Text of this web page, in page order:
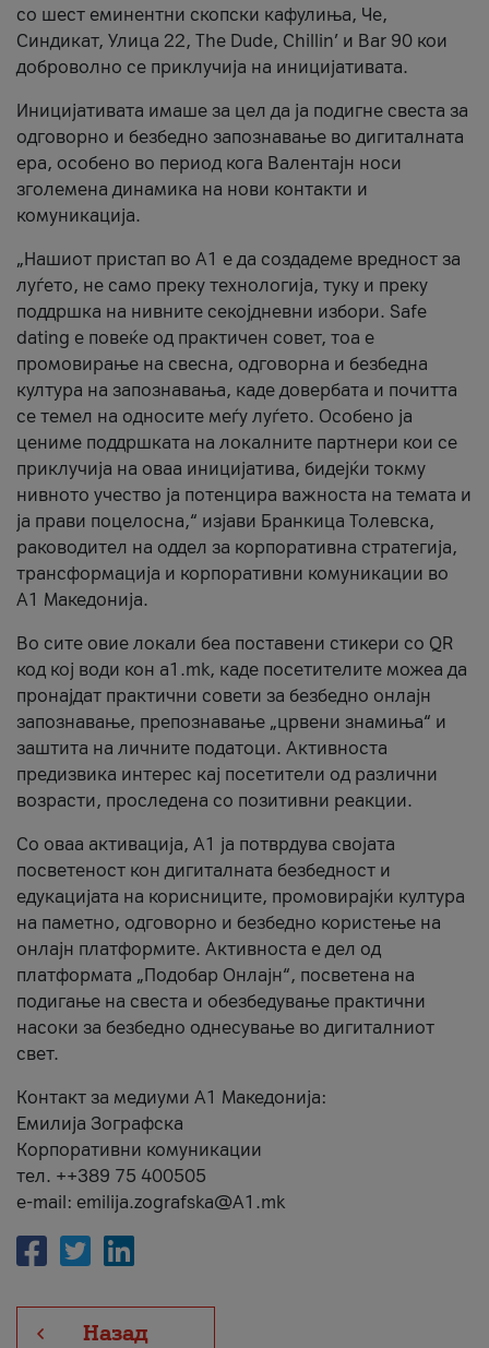
со шест еминентни скопски кафулиња, Че,
Синдикат, Улица 22, The Dude, Chillin’ и Bar 90 кои
доброволно се приклучија на иницијативата.
Иницијативата имаше за цел да ја подигне свеста за
одговорно и безбедно запознавање во дигиталната
ера, особено во период кога Валентајн носи
зголемена динамика на нови контакти и
комуникација.
„Нашиот пристап во А1 е да создадеме вредност за
луѓето, не само преку технологија, туку и преку
поддршка на нивните секојдневни избори. Safe
dating е повеќе од практичен совет, тоа е
промовирање на свесна, одговорна и безбедна
култура на запознавања, каде довербата и почитта
се темел на односите меѓу луѓето. Особено ја
цениме поддршката на локалните партнери кои се
приклучија на оваа иницијатива, бидејќи токму
нивното учество ја потенцира важноста на темата и
ја прави поцелосна,“ изјави Бранкица Толевска,
раководител на оддел за корпоративна стратегија,
трансформација и корпоративни комуникации во
А1 Македонија.
Во сите овие локали беа поставени стикери со QR
код кој води кон a1.mk, каде посетителите можеа да
пронајдат практични совети за безбедно онлајн
запознавање, препознавање „црвени знамиња“ и
заштита на личните податоци. Активноста
предизвика интерес кај посетители од различни
возрасти, проследена со позитивни реакции.
Со оваа активација, А1 ја потврдува својата
посветеност кон дигиталната безбедност и
едукацијата на корисниците, промовирајќи култура
на паметно, одговорно и безбедно користење на
онлајн платформите. Активноста е дел од
платформата „Подобар Онлајн“, посветена на
подигање на свеста и обезбедување практични
насоки за безбедно однесување во дигиталниот
свет.
Контакт за медиуми А1 Македонија:
Емилија Зографска
Корпоративни комуникации
тел. ++389 75 400505
e-mail: emilija.zografska@A1.mk
Назад